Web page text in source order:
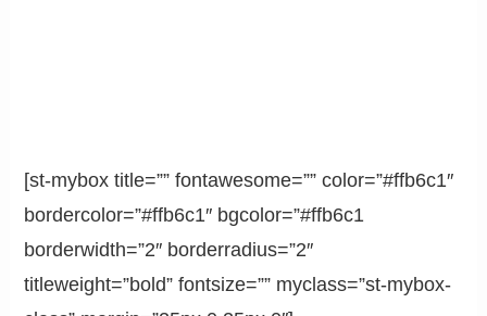
[st-mybox title=”” fontawesome=”” color=”#ffb6c1″
bordercolor=”#ffb6c1″ bgcolor=”#ffb6c1
borderwidth=”2″ borderradius=”2″
titleweight=”bold” fontsize=”” myclass=”st-mybox-